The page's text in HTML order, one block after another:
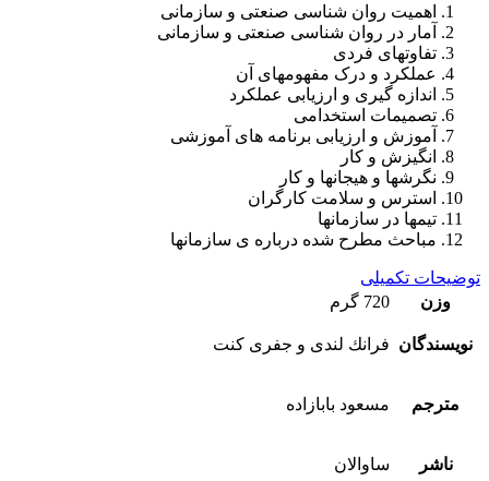
اهمیت روان شناسی صنعتی و سازمانی
آمار در روان شناسی صنعتی و سازمانی
تفاوتهای فردی
عملکرد و درک مفهومهای آن
اندازه‌ گیری و ارزیابی عملکرد
تصمیمات استخدامی
آموزش و ارزیابی برنامه‌ های آموزشی
انگیزش و کار
نگرشها و هیجانها و کار
استرس و سلامت کارگران
تیمها در سازمانها
مباحث مطرح‌ شده درباره ی سازمانها
توضیحات تکمیلی
وزن
720 گرم
نویسندگان فرانك لندی و جفری كنت
مترجم مسعود بابازاده
ناشر ساوالان